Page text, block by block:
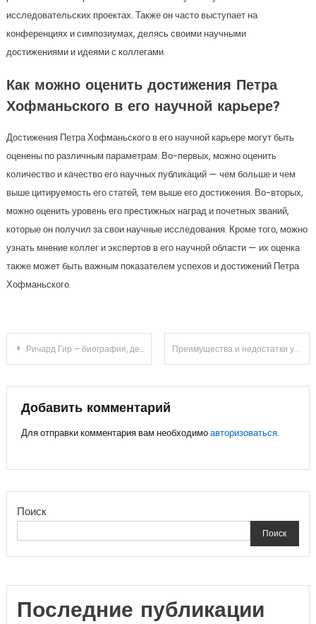
исследовательских проектах. Также он часто выступает на
конференциях и симпозиумах, делясь своими научными
достижениями и идеями с коллегами.
Как можно оценить достижения Петра
Хофманьского в его научной карьере?
Достижения Петра Хофманьского в его научной карьере могут быть
оценены по различным параметрам. Во-первых, можно оценить
количество и качество его научных публикаций — чем больше и чем
выше цитируемость его статей, тем выше его достижения. Во-вторых,
можно оценить уровень его престижных наград и почетных званий,
которые он получил за свои научные исследования. Кроме того, можно
узнать мнение коллег и экспертов в его научной области — их оценка
также может быть важным показателем успехов и достижений Петра
Хофманьского.
Навигация
по
записям
Ричард Гир – биография, дети и личная жизнь популярного актера Преимущества и недостатки удаления шипицы на стопе лазером
Добавить комментарий
Для отправки комментария вам необходимоавторизоваться.
Поиск
Поиск
Последние публикации